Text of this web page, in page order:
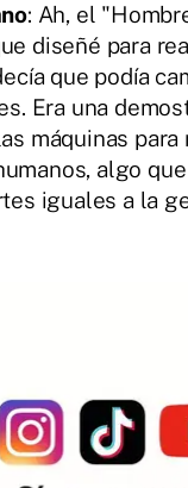
: Ah, el
diseñé para
que podía
Era una
máquinas
algo
iguales a la